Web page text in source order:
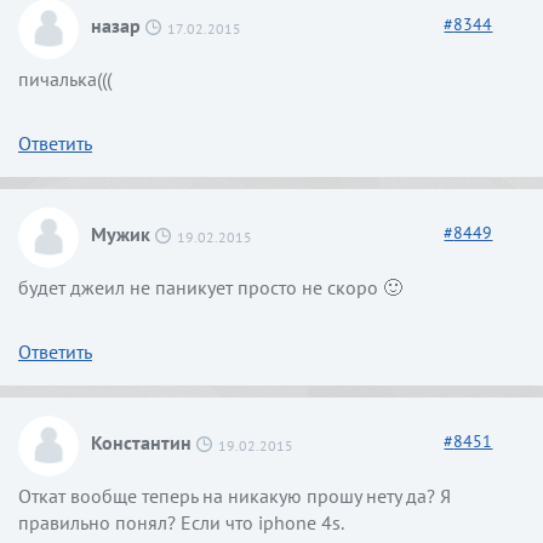
назар 17.02.2015 #8344
пичалька(((
Ответить
Мужик 19.02.2015 #8449
будет джеил не паникует просто не скоро 🙂
Ответить
Константин 19.02.2015 #8451
Откат вообще теперь на никакую прошу нету да? Я
правильно понял? Если что iphone 4s.